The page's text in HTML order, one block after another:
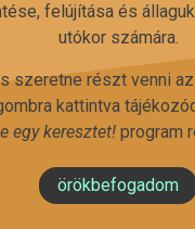
felújítása és
utókor számára.
szeretne részt venni
kattintva
egy keresztet!program
örökbefogadom